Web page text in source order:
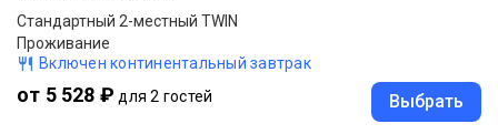
Стандартный 2-местный TWIN
Проживание
Включен континентальный завтрак
от 5 528 ₽ для 2 гостей Выбрать